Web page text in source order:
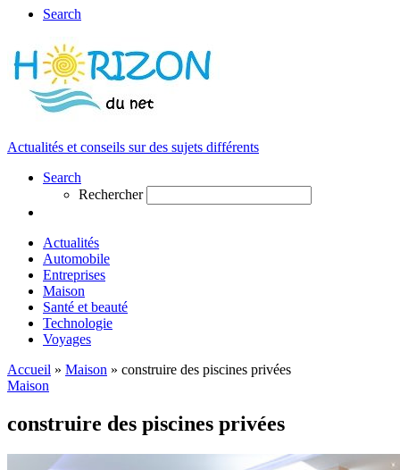
Search
Actualités et conseils sur des sujets différents
Search
Rechercher
Actualités
Automobile
Entreprises
Maison
Santé et beauté
Technologie
Voyages
Accueil » Maison » construire des piscines privées
Maison
construire des piscines privées